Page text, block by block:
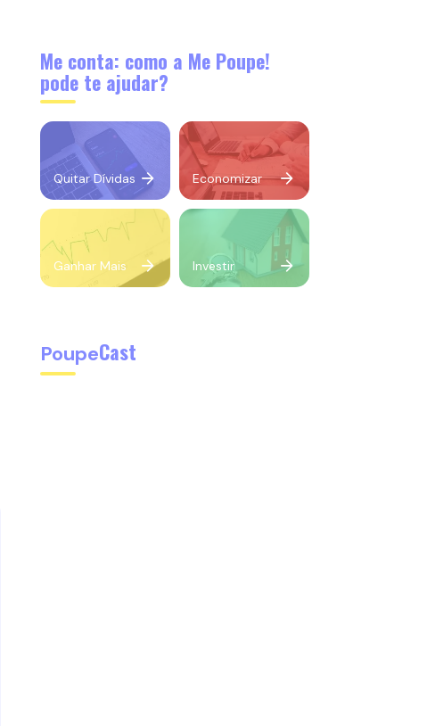
Me conta: como a Me Poupe!
pode te ajudar?
Quitar Dívidas Economizar
Ganhar Mais Investir
PoupeCast